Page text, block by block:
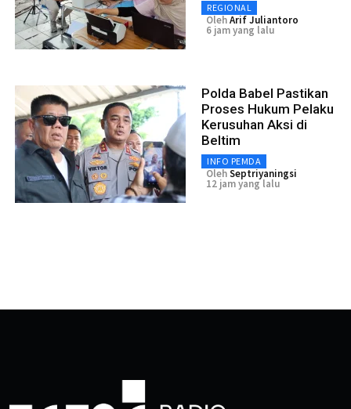
REGIONAL
OlehArif Juliantoro
6 jam yang lalu
Polda Babel Pastikan
Proses Hukum Pelaku
Kerusuhan Aksi di
Beltim
INFO PEMDA
OlehSeptriyaningsi
12 jam yang lalu